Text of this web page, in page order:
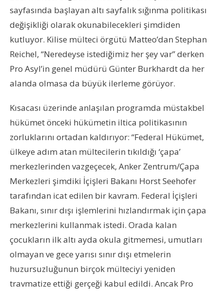
sayfasında başlayan altı sayfalık sığınma politikası
değişikliği olarak okunabilecekleri şimdiden
kutluyor. Kilise mülteci örgütü Matteo’dan Stephan
Reichel, “Neredeyse istediğimiz her şey var” derken
Pro Asyl’in genel müdürü Günter Burkhardt da her
alanda olmasa da büyük ilerleme görüyor.
Kısacası üzerinde anlaşılan programda müstakbel
hükümet önceki hükümetin iltica politikasının
zorluklarını ortadan kaldırıyor: “Federal Hükümet,
ülkeye adım atan mültecilerin tıkıldığı ‘çapa’
merkezlerinden vazgeçecek, Anker Zentrum/Çapa
Merkezleri şimdiki İçişleri Bakanı Horst Seehofer
tarafından icat edilen bir kavram. Federal İçişleri
Bakanı, sınır dışı işlemlerini hızlandırmak için çapa
merkezlerini kullanmak istedi. Orada kalan
çocukların ilk altı ayda okula gitmemesi, umutları
olmayan ve gece yarısı sınır dışı etmelerin
huzursuzluğunun birçok mülteciyi yeniden
travmatize ettiği gerçeği kabul edildi. Ancak Pro